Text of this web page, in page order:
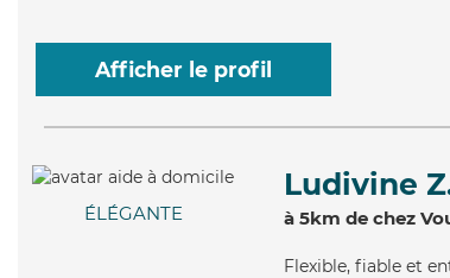
Afficher le profil
ÉLÉGANTE
Ludivine
à 5km de chez
Flexible, fiable et